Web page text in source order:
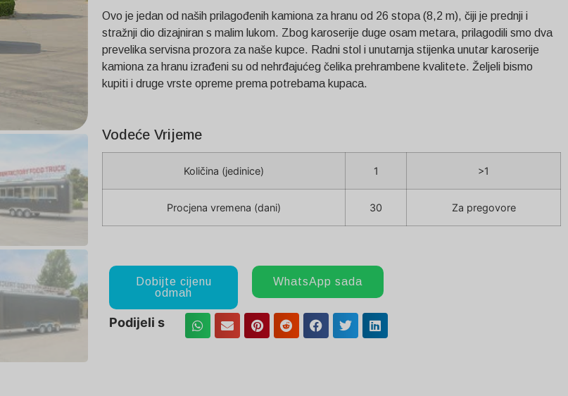
Ovo je jedan od naših prilagođenih kamiona za hranu od 26 stopa (8,2 m), čiji je prednji i
stražnji dio dizajniran s malim lukom. Zbog karoserije duge osam metara, prilagodili smo dva
prevelika servisna prozora za naše kupce. Radni stol i unutarnja stijenka unutar karoserije
kamiona za hranu izrađeni su od nehrđajućeg čelika prehrambene kvalitete. Željeli bismo
kupiti i druge vrste opreme prema potrebama kupaca.
Vodeće Vrijeme
Količina (jedinice) 1 >1
Procjena vremena (dani) 30 Za pregovore
Dobijte cijenu
odmah
WhatsApp sada
Podijeli s